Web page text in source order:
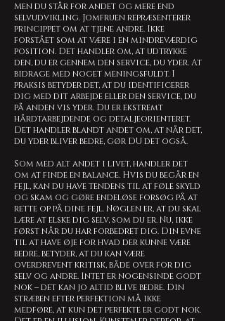
Men du står for andet og mere end
selvudvikling. Jomfruen repræsenterer
princippet om at tjene andre. Ikke
forstået som at være i en mindreværdig
position. Det handler om, at udtrykke
den, du er gennem den service, du yder. At
bidrage med noget meningsfuldt. I
praksis betyder det, at du identificerer
dig med dit arbejde eller den service, du
på anden vis yder. Du er ekstremt
hårdtarbejdende og detaljeorienteret.
Det handler blandt andet om, at når det,
du yder bliver bedre, gør DU det også.
Som med alt andet i livet, handler det
om at finde en balance. Hvis du begår en
fejl, kan du have tendens til at føle skyld
og skam og gøre endeløse forsøg på at
rette op på dine fejl. Nøglen er, at du skal
lære at elske dig selv, som du er. Nu, ikke
først når du har forbedret dig. Din evne
til at have øje for hvad der kunne være
bedre, betyder, at du kan være
overdrevent kritisk, både over for dig
selv og andre. Intet er nogensinde godt
nok – det kan jo altid blive bedre. Din
stræben efter perfektion må ikke
medføre, at kun det perfekte er godt nok.